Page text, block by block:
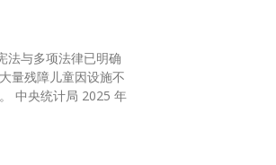
法与多项法律已明确
量残障儿童因设施不